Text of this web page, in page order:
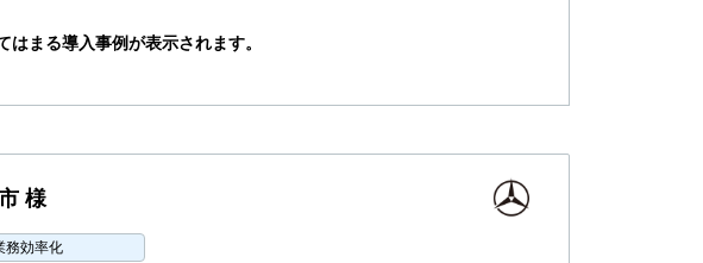
まる導入事例が表示されます。
様
務効率化